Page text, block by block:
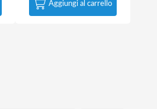
Aggiungi al carrello